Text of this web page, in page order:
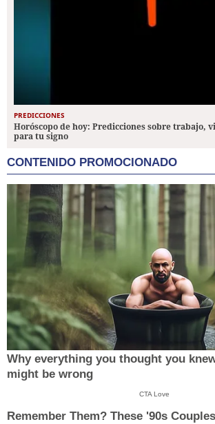
PREDICCIONES
Horóscopo de hoy: Predicciones sobre trabajo,
para tu signo
CONTENIDO PROMOCIONADO
Why everything you thought you
might be wrong
CTA Love
Remember Them? These '90s